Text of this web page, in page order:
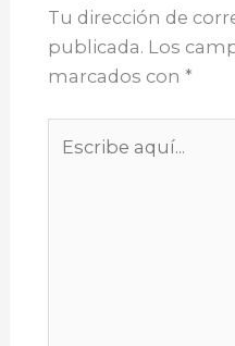
Tu dirección de
publicada. Los
marcados con *
aquí...